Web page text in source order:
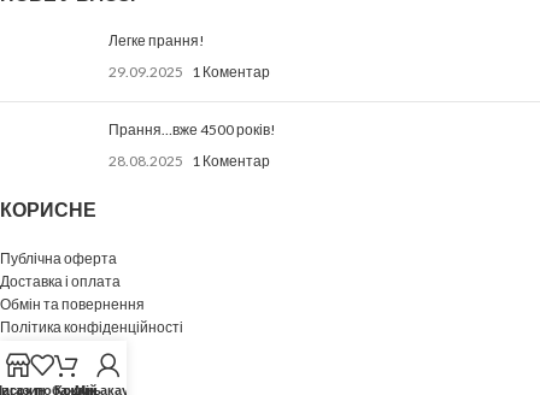
Легке прання!
29.09.2025 1 Коментар
Прання…вже 4500 років!
28.08.2025 1 Коментар
КОРИСНЕ
Публічна оферта
Доставка і оплата
Обмін та повернення
Політика конфіденційності
МЕНЮ
побажань
КошикМій акаунт